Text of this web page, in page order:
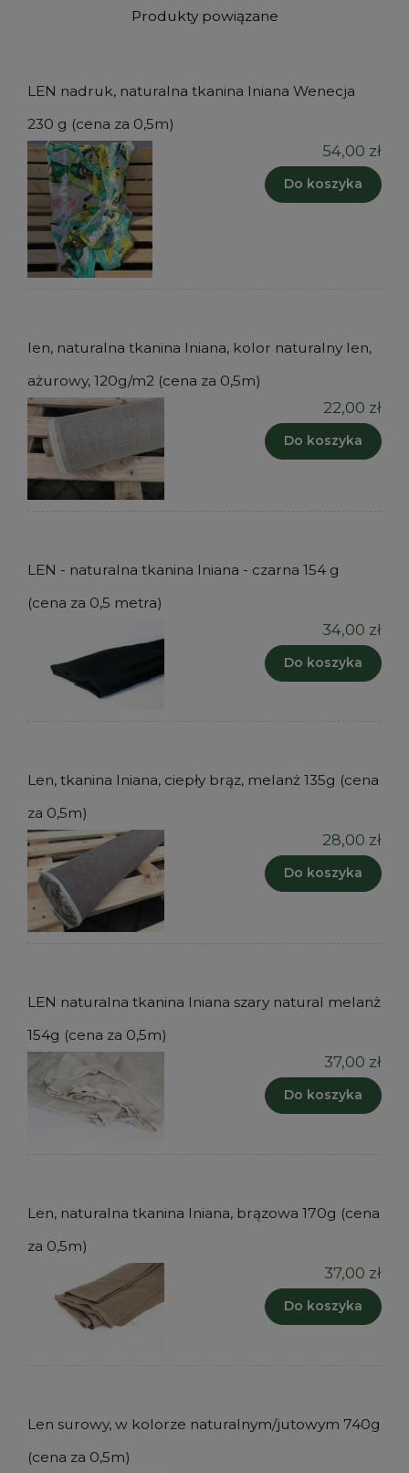
Produkty powiązane
LEN nadruk, naturalna tkanina lniana Wenecja
230 g (cena za 0,5m)
54,00 zł
Do koszyka
len, naturalna tkanina lniana, kolor naturalny len,
ażurowy, 120g/m2 (cena za 0,5m)
22,00 zł
Do koszyka
LEN - naturalna tkanina lniana - czarna 154 g
(cena za 0,5 metra)
34,00 zł
Do koszyka
Len, tkanina lniana, ciepły brąz, melanż 135g (cena
za 0,5m)
28,00 zł
Do koszyka
LEN naturalna tkanina lniana szary natural melanż
154g (cena za 0,5m)
37,00 zł
Do koszyka
Len, naturalna tkanina lniana, brązowa 170g (cena
za 0,5m)
37,00 zł
Do koszyka
Len surowy, w kolorze naturalnym/jutowym 740g
(cena za 0,5m)